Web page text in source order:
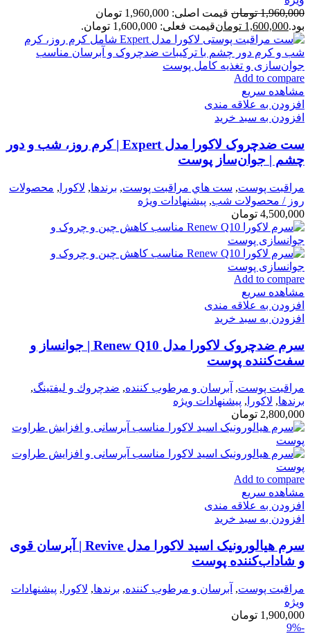
1,960,000 تومان
قیمت اصلی: 1,960,000 تومان
بود.1,600,000 تومانقیمت فعلی: 1,600,000 تومان.
Add to compare
مشاهده سریع
افزودن به علاقه مندی
افزودن به سبد خرید
ست ضدچروک لاکورا مدل Expert | کرم روز، شب و دور
چشم | جوان‌ساز پوست
مراقبت پوست, ست هاي مراقبت پوست, برندها, لاكورا , محصولات
روز / محصولات شب, پیشنهادات ویژه
4,500,000 تومان
Add to compare
مشاهده سریع
افزودن به علاقه مندی
افزودن به سبد خرید
سرم ضدچروک لاکورا مدل Renew Q10 | جوانساز و
سفت‌کننده پوست
مراقبت پوست, آبرسان و مرطوب كننده, ضدچروك و ليفتينگ,
برندها, لاكورا , پیشنهادات ویژه
2,800,000 تومان
Add to compare
مشاهده سریع
افزودن به علاقه مندی
افزودن به سبد خرید
سرم هیالورونیک اسید لاکورا مدل Revive | آبرسان قوی
و شاداب‌کننده پوست
مراقبت پوست, آبرسان و مرطوب كننده, برندها, لاكورا , پیشنهادات
ویژه
1,900,000 تومان
-9%